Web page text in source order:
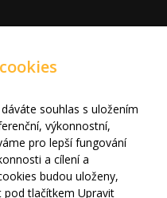
souhlas s uložením
výkonnostní,
pro lepší fungování
a cílení a
budou uloženy,
tlačítkem Upravit